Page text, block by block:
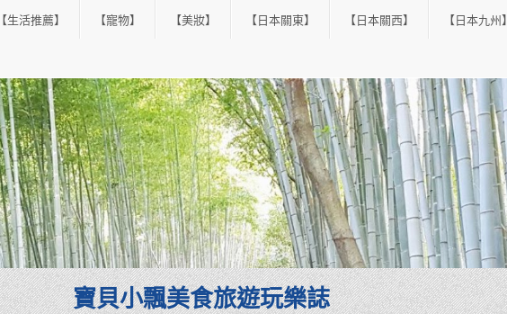
生活推薦】 【寵物】 【美妝】 【日本關東】 【日本關西】 【日本九州】
寶貝小飄美食旅遊玩樂誌